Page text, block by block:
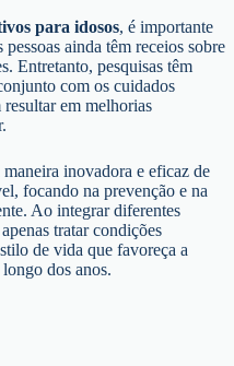
para idosos, é importante
ainda têm receios sobre
Entretanto, pesquisas têm
com os cuidados
resultar em melhorias
maneira inovadora e eficaz de
focando na prevenção e na
Ao integrar diferentes
tratar condições
de vida que favoreça a
dos anos.